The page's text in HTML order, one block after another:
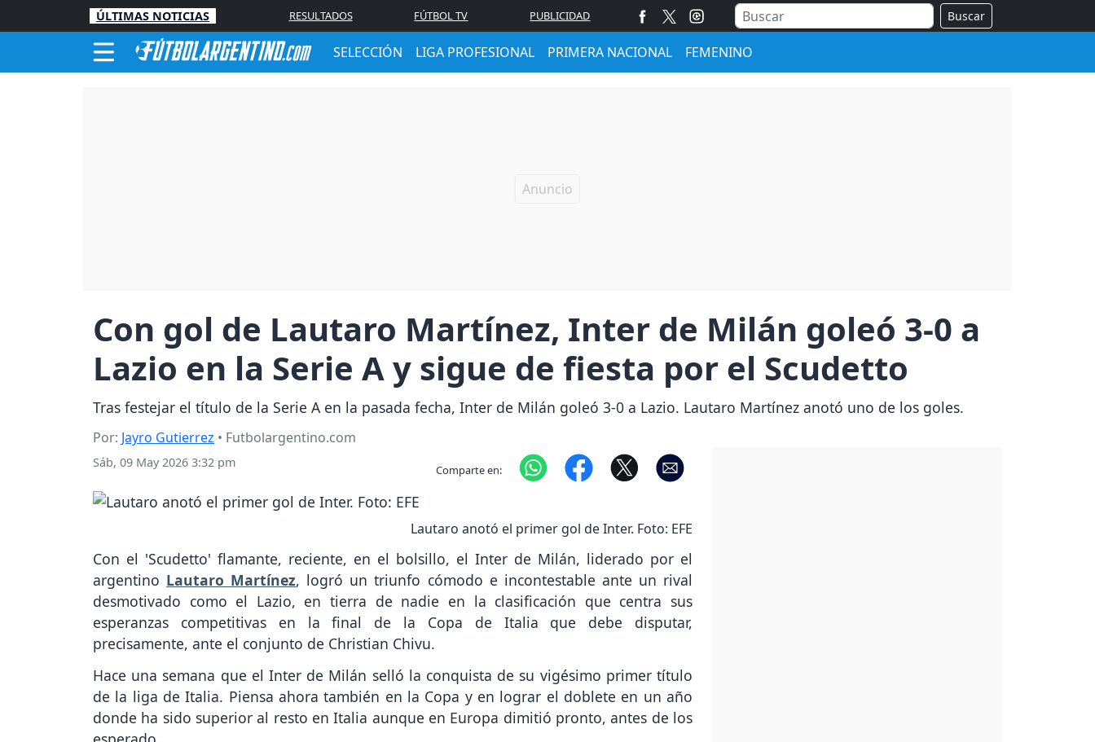
ÚLTIMAS NOTICIAS RESULTADOS FÚTBOL TV PUBLICIDAD Buscar
SELECCIÓN LIGA PROFESIONAL PRIMERA NACIONAL FEMENINO
Con gol de Lautaro Martínez, Inter de Milán goleó 3-0 a
Lazio en la Serie A y sigue de fiesta por el Scudetto
Tras festejar el título de la Serie A en la pasada fecha, Inter de Milán goleó 3-0 a Lazio. Lautaro Martínez anotó uno de los goles.
Por: Jayro Gutierrez • Futbolargentino.com
Sáb, 09 May 2026 3:32 pm Comparte en:
Lautaro anotó el primer gol de Inter. Foto: EFE
Con el 'Scudetto' flamante, reciente, en el bolsillo, el Inter de Milán, liderado por el
argentino Lautaro Martínez, logró un triunfo cómodo e incontestable ante un rival
desmotivado como el Lazio, en tierra de nadie en la clasificación que centra sus
esperanzas competitivas en la final de la Copa de Italia que debe disputar,
precisamente, ante el conjunto de Christian Chivu.
Hace una semana que el Inter de Milán selló la conquista de su vigésimo primer título
de la liga de Italia. Piensa ahora también en la Copa y en lograr el doblete en un año
donde ha sido superior al resto en Italia aunque en Europa dimitió pronto, antes de los